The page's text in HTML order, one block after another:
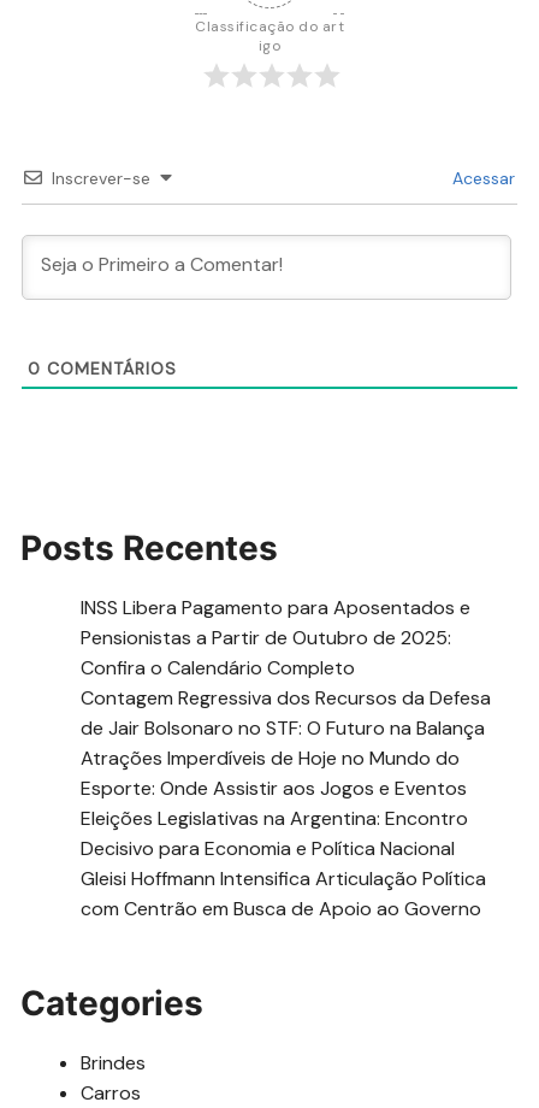
Classificação do art
igo
Inscrever-se Acessar
0 COMENTÁRIOS
Posts Recentes
INSS Libera Pagamento para Aposentados e
Pensionistas a Partir de Outubro de 2025:
Confira o Calendário Completo
Contagem Regressiva dos Recursos da Defesa
de Jair Bolsonaro no STF: O Futuro na Balança
Atrações Imperdíveis de Hoje no Mundo do
Esporte: Onde Assistir aos Jogos e Eventos
Eleições Legislativas na Argentina: Encontro
Decisivo para Economia e Política Nacional
Gleisi Hoffmann Intensifica Articulação Política
com Centrão em Busca de Apoio ao Governo
Categories
Brindes
Carros